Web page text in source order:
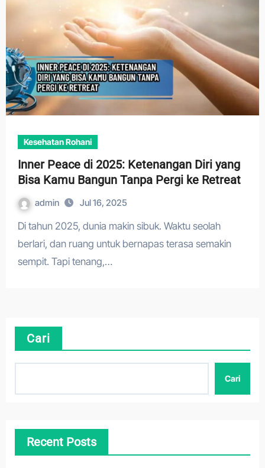
Kesehatan Rohani
Inner Peace di 2025: Ketenangan Diri yang
Bisa Kamu Bangun Tanpa Pergi ke Retreat
admin Jul 16, 2025
Di tahun 2025, dunia makin sibuk. Waktu seolah
berlari, dan ruang untuk bernapas terasa semakin
sempit. Tapi tenang,…
Cari
Cari
Recent Posts